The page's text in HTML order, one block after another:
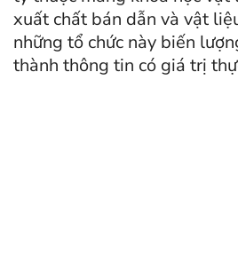
xuất chất bán dẫn và vật
những tổ chức này biến
thành thông tin có giá trị